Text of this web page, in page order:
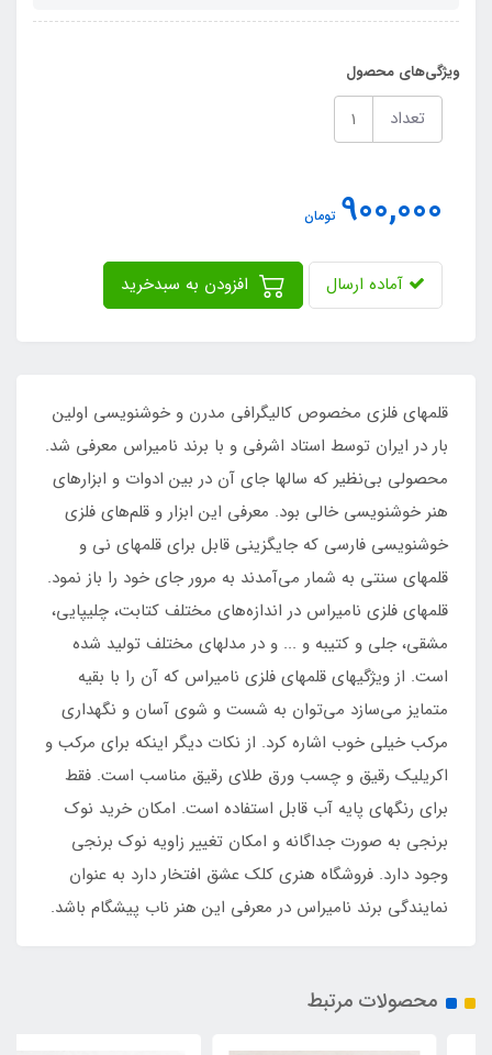
ویژگی‌های محصول
تعداد
900,000 تومان
آماده ارسال
قلمهای فلزی مخصوص کالیگرافی مدرن و خوشنویسی اولین
بار در ایران توسط استاد اشرفی و با برند نامیراس معرفی شد.
محصولی بی‌نظیر که سالها جای آن در بین ادوات و ابزارهای
هنر خوشنویسی خالی بود. معرفی این ابزار و قلم‌های فلزی
خوشنویسی فارسی که جایگزینی قابل برای قلمهای نی و
قلمهای سنتی به شمار می‌آمدند به مرور جای خود را باز نمود.
قلمهای فلزی نامیراس در اندازه‌های مختلف کتابت، چلیپایی،
مشقی، جلی و کتیبه و ... و در مدلهای مختلف تولید شده
است. از ویژگیهای قلمهای فلزی نامیراس که آن را با بقیه
متمایز می‌سازد می‌توان به شست و شوی آسان و نگهداری
مرکب خیلی خوب اشاره کرد. از نکات دیگر اینکه برای مرکب و
اکریلیک رقیق و چسب ورق طلای رقیق مناسب است. فقط
برای رنگهای پایه آب قابل استفاده است. امکان خرید نوک
برنجی به صورت جداگانه و امکان تغییر زاویه نوک برنجی
وجود دارد. فروشگاه هنری کلک عشق افتخار دارد به عنوان
نمایندگی برند نامیراس در معرفی این هنر ناب پیشگام باشد.
محصولات مرتبط